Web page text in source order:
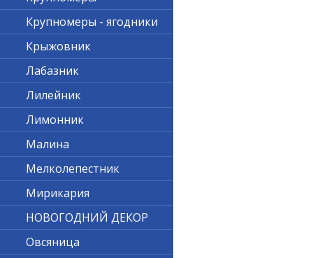
Крупномеры - ягодники
Крыжовник
Лабазник
Лилейник
Лимонник
Малина
Мелколепестник
Мирикария
НОВОГОДНИЙ ДЕКОР
Овсяница